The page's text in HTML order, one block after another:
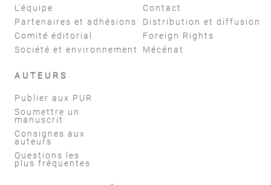
L'équipe
Partenaires et adhésions
Comité éditorial
Société et environnement
Contact
Distribution et diffusion
Foreign Rights
Mécénat
AUTEURS
Publier aux PUR
Soumettre un
manuscrit
Consignes aux
auteurs
Questions les
plus fréquentes